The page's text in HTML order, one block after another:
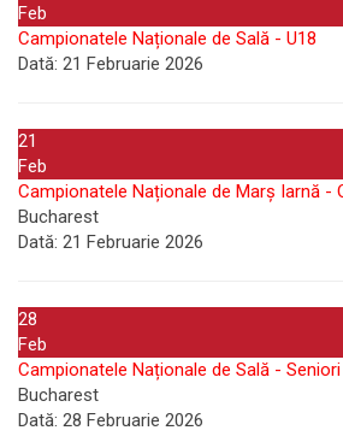
Feb
Campionatele Naționale de Sală - U18
Dată: 21 Februarie 2026
21
Feb
Campionatele Naționale de Marș Iarnă -
Bucharest
Dată: 21 Februarie 2026
28
Feb
Campionatele Naționale de Sală - Seniori
Bucharest
Dată: 28 Februarie 2026